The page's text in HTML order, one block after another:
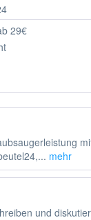
29€
mehr
und